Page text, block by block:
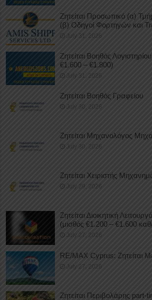
Ζητείται Προσωπικό (α)
(β) Οδηγοί Φορτηγών και
July 31, 2026
Ζητείται Βοηθός
€1.600 – €1.800)
July 31, 2026
Ζητείται Βοηθός Γραφείου
July 30, 2026
Ζητείται Μηχανολόγος
July 30, 2026
Ζητείται Χειριστής
July 29, 2026
Ζητείται Διοικητική
(μισθός €1.200 – €1.600
July 27, 2026
RE/MAX Cyprus: Ζητείται
July 27, 2026
Ζητείται Περιβολάρης part-